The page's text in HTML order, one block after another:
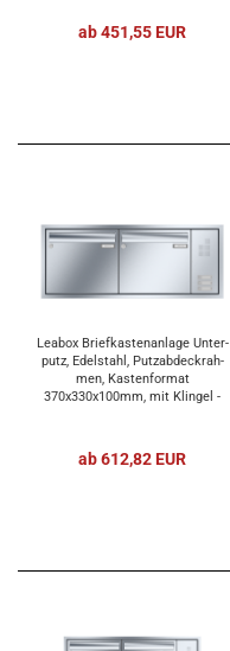
ab 451,55 EUR
Lea­box Brief­kas­ten­an­la­ge Un­ter­
putz, Edel­stahl, Putz­ab­deck­rah­
men, Kas­ten­for­mat
370x330x100mm, mit Klin­gel -
ab 612,82 EUR